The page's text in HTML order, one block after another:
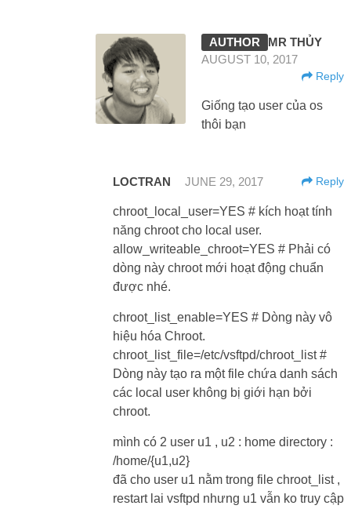
MR THỦY
AUGUST 10, 2017
Reply
Giống tạo user của os
thôi bạn
LOCTRAN JUNE 29, 2017 Reply
chroot_local_user=YES # kích hoạt tính
năng chroot cho local user.
allow_writeable_chroot=YES # Phải có
dòng này chroot mới hoạt động chuẩn
được nhé.
chroot_list_enable=YES # Dòng này vô
hiệu hóa Chroot.
chroot_list_file=/etc/vsftpd/chroot_list #
Dòng này tạo ra một file chứa danh sách
các local user không bị giới hạn bởi
chroot.
mình có 2 user u1 , u2 : home directory :
/home/{u1,u2}
đã cho user u1 nằm trong file chroot_list ,
restart lai vsftpd nhưng u1 vẫn ko truy cập